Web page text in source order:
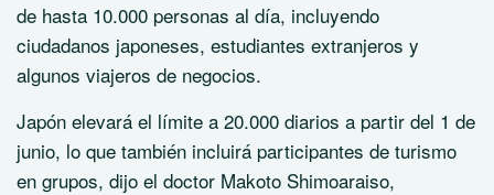
de hasta 10.000 personas al día, incluyendo
ciudadanos japoneses, estudiantes extranjeros y
algunos viajeros de negocios.
Japón elevará el límite a 20.000 diarios a partir del 1 de
junio, lo que también incluirá participantes de turismo
en grupos, dijo el doctor Makoto Shimoaraiso,